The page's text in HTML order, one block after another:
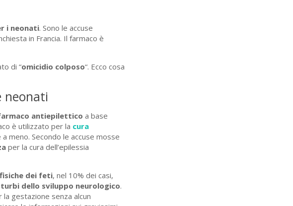
i neonati. Sono le accuse
in Francia. Il farmaco è
di “omicidio colposo“. Ecco cosa
neonati
antiepilettico a base
è utilizzato per la cura
meno. Secondo le accuse mosse
per la cura dell’epilessia
dei feti, nel 10% dei casi,
dello sviluppo neurologico.
gestazione senza alcun